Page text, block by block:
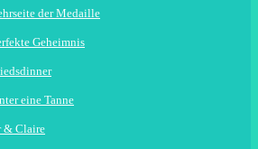
der Medaille
Geheimnis
eine Tanne
& Claire